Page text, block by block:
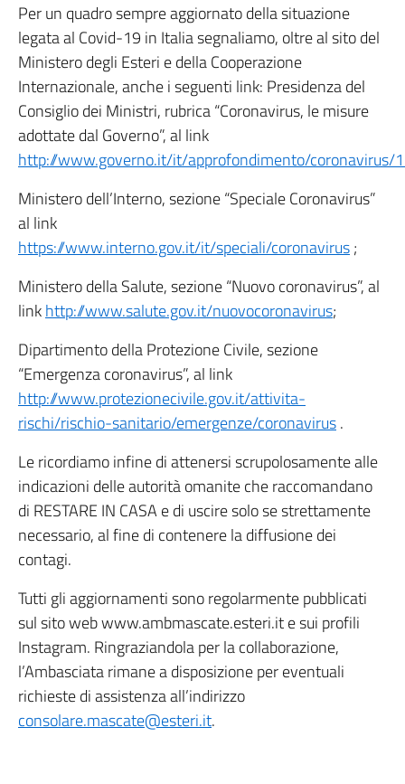
Per un quadro sempre aggiornato della situazione
legata al Covid-19 in Italia segnaliamo, oltre al sito del
Ministero degli Esteri e della Cooperazione
Internazionale, anche i seguenti link: Presidenza del
Consiglio dei Ministri, rubrica “Coronavirus, le misure
adottate dal Governo”, al link
http://www.governo.it/it/approfondimento/coronavirus/
Ministero dell’Interno, sezione “Speciale Coronavirus”
al link
https://www.interno.gov.it/it/speciali/coronavirus;
Ministero della Salute, sezione “Nuovo coronavirus”, al
linkhttp://www.salute.gov.it/nuovocoronavirus;
Dipartimento della Protezione Civile, sezione
“Emergenza coronavirus”, al link
http://www.protezionecivile.gov.it/attivita-
rischi/rischio-sanitario/emergenze/coronavirus.
Le ricordiamo infine di attenersi scrupolosamente alle
indicazioni delle autorità omanite che raccomandano
di RESTARE IN CASA e di uscire solo se strettamente
necessario, al fine di contenere la diffusione dei
contagi.
Tutti gli aggiornamenti sono regolarmente pubblicati
sul sito web www.ambmascate.esteri.it e sui profili
Instagram. Ringraziandola per la collaborazione,
l’Ambasciata rimane a disposizione per eventuali
richieste di assistenza all’indirizzo
consolare.mascate@esteri.it.